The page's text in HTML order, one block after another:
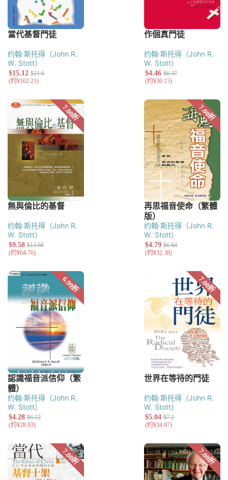
约翰·斯托得（John R.
W. Stott）
约翰·斯托得（John R.
W. Stott）
约翰·斯托得（John R.
W. Stott）
约翰·斯托得（John R.
W. Stott）
约翰·斯托得（John R.
W. Stott）
约翰·斯托得（John R.
W. Stott）